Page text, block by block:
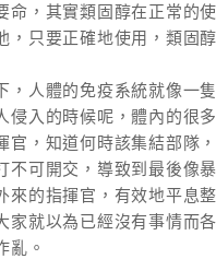
命，其實類固醇在正常的
，只要正確地使用，類固
，人體的免疫系統就像一
侵入的時候呢，體內的很
官，知道何時該集結部隊
不可開交，導致到最後像
來的指揮官，有效地平息
家就以為已經沒有事情
亂。